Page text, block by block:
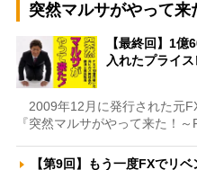
突然マルサがやって来
【最終回】1
入れたプライ
2009年12月に発行された元
『突然マルサがやって来た！
【第9回】もう一度FXでリ